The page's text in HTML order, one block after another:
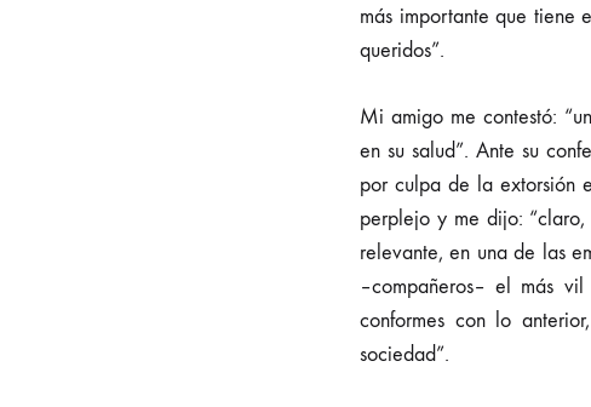
más importante que tiene
queridos”.
Mi amigo me contestó:
en su salud”. Ante su
por culpa de la extorsión
perplejo y me dijo:
relevante, en una de las
–compañeros– el más
conformes con lo
sociedad”.